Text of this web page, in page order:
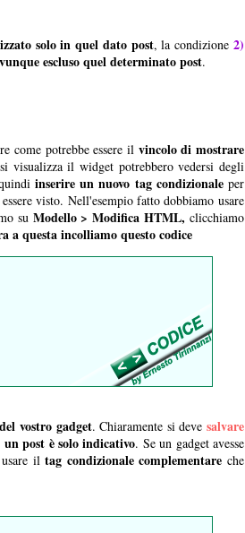
solo in quel dato post, la condizione 2)
escluso quel determinato post.
come potrebbe essere il vincolo di mostrare
visualizza il widget potrebbero vedersi degli
inserire un nuovo tag condizionaleper
visto. Nell'esempio fatto dobbiamo usare
su Modello > Modifica HTML,clicchiamo
a questa incolliamo questo codice
vostro gadget. Chiaramente si devesalvare
post è solo indicativo. Se un gadget avesse
iltag condizionale complementare che